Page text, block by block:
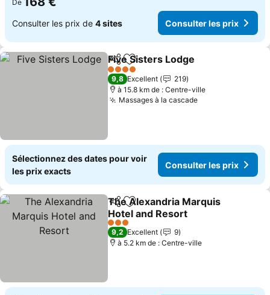
De
Consulter les prix de 4 sites Consulter les prix
PartagerAjouter à mes favoris
Five Sisters Lodge
4 Étoiles
9,8 Excellent
219
à 15.8 km de : Centre-ville
Massages à la cascade
Sélectionnez des dates pour voir
les prix exacts
Consulter les prix
PartagerAjouter à mes favoris
The Alexandria Marquis
Hotel and Resort
3 Étoiles
9,2 Excellent
9
à 5.2 km de : Centre-ville